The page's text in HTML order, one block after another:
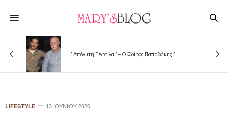
” Απόλυτη Ξεφτίλα ” – Ο Φοίβος Παπαδάκης ”...
LIFESTYLE 13 ΙΟΥΝΊΟΥ 2026